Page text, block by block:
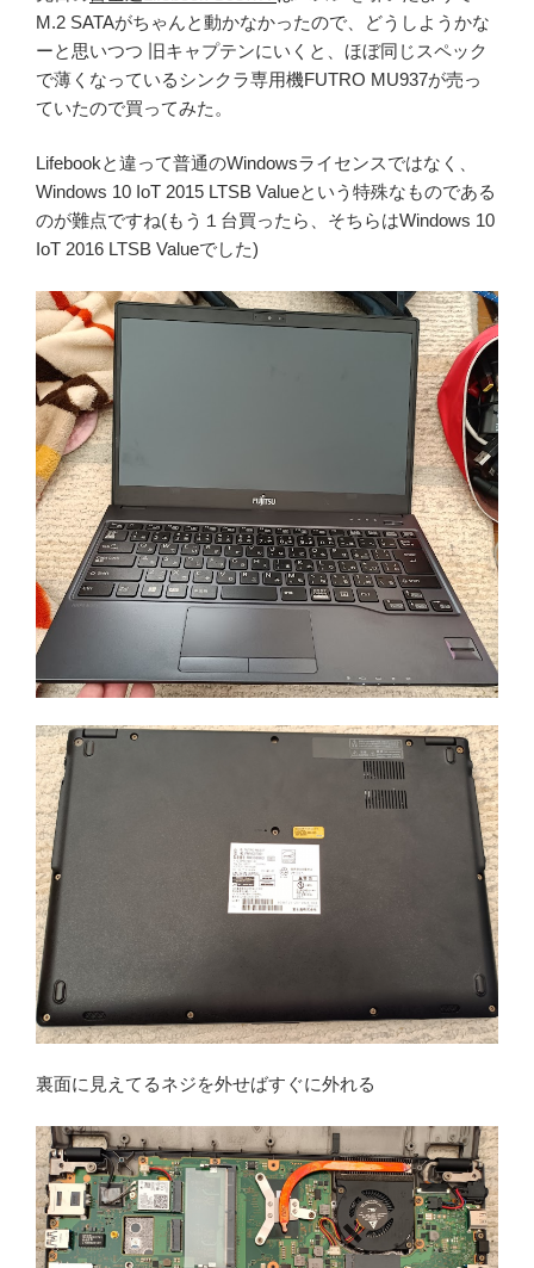
M.2 SATAがちゃんと動かなかったので、どうしようかな
ーと思いつつ 旧キャプテンにいくと、ほぼ同じスペック
で薄くなっているシンクラ専用機FUTRO MU937が売っ
ていたので買ってみた。
Lifebookと違って普通のWindowsライセンスではなく、
Windows 10 IoT 2015 LTSB Valueという特殊なものである
のが難点ですね(もう１台買ったら、そちらはWindows 10
IoT 2016 LTSB Valueでした)
裏面に見えてるネジを外せばすぐに外れる